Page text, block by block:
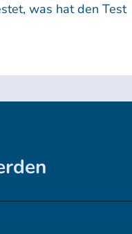
was hat den Test